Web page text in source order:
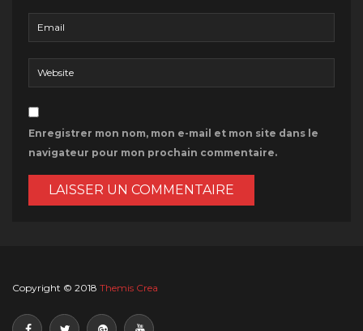
Enregistrer mon nom, mon e-mail et mon site dans le
navigateur pour mon prochain commentaire.
Copyright © 2018 Themis Crea